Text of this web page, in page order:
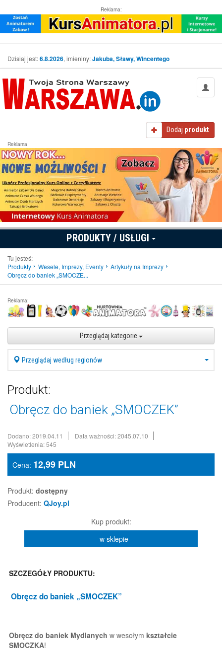
Reklama:
Dzisiaj jest:6.8.2026, imieniny:Jakuba, Sławy, Wincentego
Dodaj produkt
Reklama
PRODUKTY / USŁUGI
Tu jesteś:
Produkty
Wesele, Imprezy, Eventy
Artykuły na Imprezy
Obręcz do baniek „SMOCZE...
Reklama:
Przeglądaj kategorie
Przeglądaj według regionów
Produkt:
Obręcz do baniek „SMOCZEK”
Dodano: 2019.04.11
Data ważności: 2045.07.10
Wyświetlenia: 545
Cena: 12,99 PLN
Produkt: dostępny
Producent: QJoy.pl
Kup produkt:
w sklepie
SZCZEGÓŁY PRODUKTU:
Obręcz do baniek „SMOCZEK”
Obręcz do baniek Mydlanych w wesołym kształcie
SMOCZKA!